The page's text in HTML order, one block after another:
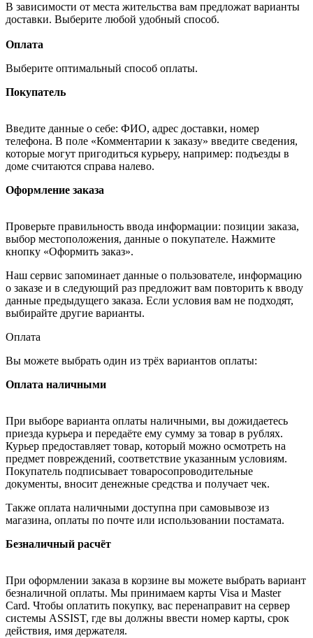
В зависимости от места жительства вам предложат варианты
доставки. Выберите любой удобный способ.
Оплата
Выберите оптимальный способ оплаты.
Покупатель
Введите данные о себе: ФИО, адрес доставки, номер
телефона. В поле «Комментарии к заказу» введите сведения,
которые могут пригодиться курьеру, например: подъезды в
доме считаются справа налево.
Оформление заказа
Проверьте правильность ввода информации: позиции заказа,
выбор местоположения, данные о покупателе. Нажмите
кнопку «Оформить заказ».
Наш сервис запоминает данные о пользователе, информацию
о заказе и в следующий раз предложит вам повторить к вводу
данные предыдущего заказа. Если условия вам не подходят,
выбирайте другие варианты.
Оплата
Вы можете выбрать один из трёх вариантов оплаты:
Оплата наличными
При выборе варианта оплаты наличными, вы дожидаетесь
приезда курьера и передаёте ему сумму за товар в рублях.
Курьер предоставляет товар, который можно осмотреть на
предмет повреждений, соответствие указанным условиям.
Покупатель подписывает товаросопроводительные
документы, вносит денежные средства и получает чек.
Также оплата наличными доступна при самовывозе из
магазина, оплаты по почте или использовании постамата.
Безналичный расчёт
При оформлении заказа в корзине вы можете выбрать вариант
безналичной оплаты. Мы принимаем карты Visa и Master
Card. Чтобы оплатить покупку, вас перенаправит на сервер
системы ASSIST, где вы должны ввести номер карты, срок
действия, имя держателя.